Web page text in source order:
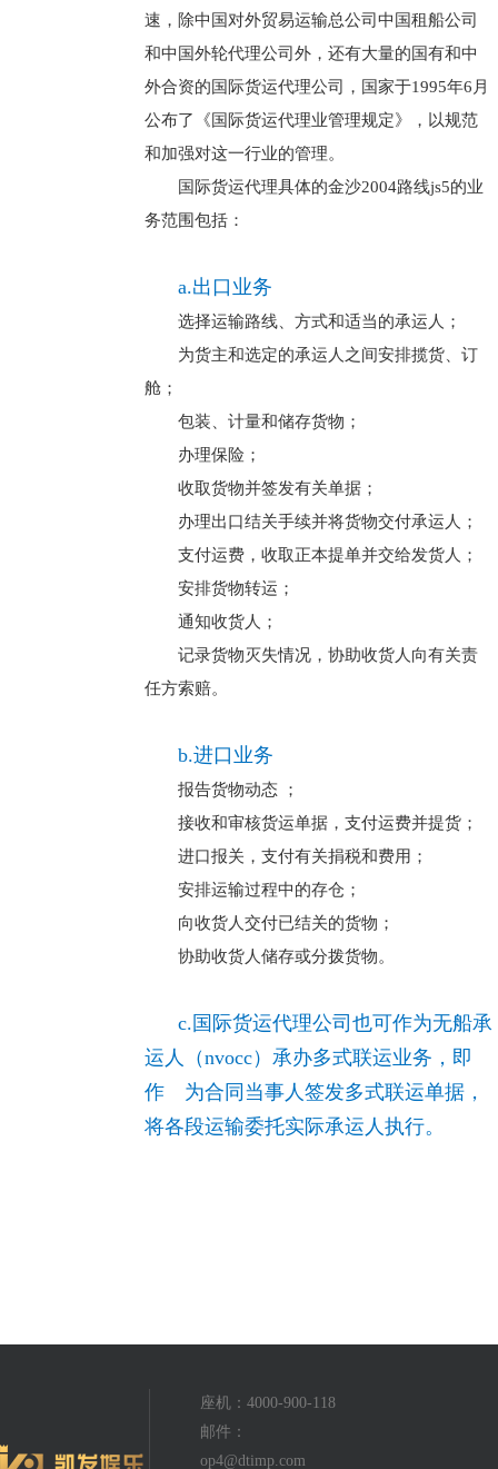
速，除中国对外贸易运输总公司中国租船公司
和中国外轮代理公司外，还有大量的国有和中
外合资的国际货运代理公司，国家于1995年6月
公布了《国际货运代理业管理规定》，以规范
和加强对这一行业的管理。
国际货运代理具体的金沙2004路线js5的业
务范围包括：
a.出口业务
选择运输路线、方式和适当的承运人；
为货主和选定的承运人之间安排揽货、订
舱；
包装、计量和储存货物；
办理保险；
收取货物并签发有关单据；
办理出口结关手续并将货物交付承运人；
支付运费，收取正本提单并交给发货人；
安排货物转运；
通知收货人；
记录货物灭失情况，协助收货人向有关责
任方索赔。
b.进口业务
报告货物动态 ；
接收和审核货运单据，支付运费并提货；
进口报关，支付有关捐税和费用；
安排运输过程中的存仓；
向收货人交付已结关的货物；
协助收货人储存或分拨货物。
c.国际货运代理公司也可作为无船承
运人（nvocc）承办多式联运业务，即
作 为合同当事人签发多式联运单据，
将各段运输委托实际承运人执行。
座机：4000-900-118
邮件：
op4@dtimp.com